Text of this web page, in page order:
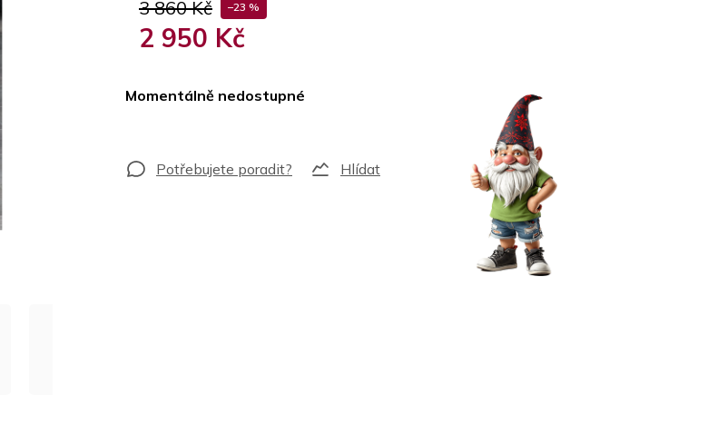
3 860 Kč –23 %
2 950 Kč
Momentálně nedostupné
Hlídat